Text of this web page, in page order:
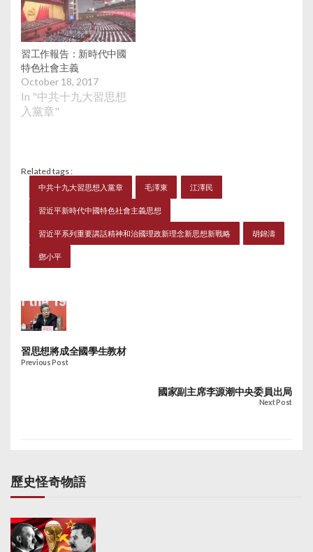
習工作報告：新時代中國
特色社會主義
October 18, 2017
In "中共十九大習思想
入黨章"
Related tags :
中共十九大習思想入黨章 毛澤東 江澤民
習近平新時代中國特色社會主義思想
習近平系列重要講話精神和治國理政新理念新思想新戰略 胡錦濤
鄧小平
習思想將成全國學生教材
Previous Post
國家副主席李源潮中央委員出局
Next Post
歷史怪奇物語